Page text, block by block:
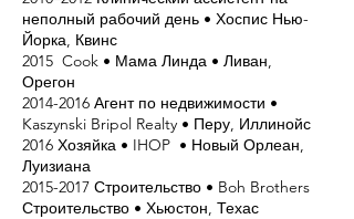
неполный рабочий день • Хоспис Нью-
Йорка, Квинс
2015 Cook • Мама Линда • Ливан,
Орегон
2014-2016 Агент по недвижимости •
Kaszynski Bripol Realty • Перу, Иллинойс
2016 Хозяйка • IHOP • Новый Орлеан,
Луизиана
2015-2017 Строительство • Boh Brothers
Строительство • Хьюстон, Техас